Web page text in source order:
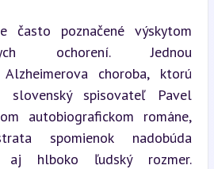
často poznačené výskytom
ochorení. Jednou
Alzheimerova choroba, ktorú
slovenský spisovateľ Pavel
autobiografickom románe,
spomienok nadobúda
aj hlboko ľudský rozmer.